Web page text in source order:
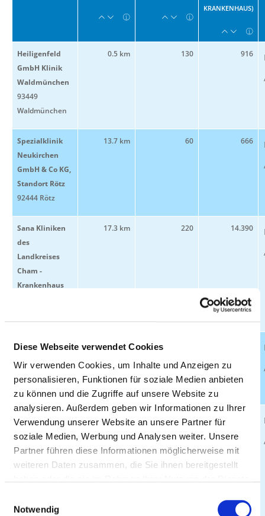
Diese Webseite verwendet Cookies
Wir verwenden Cookies, um Inhalte und Anzeigen zu
personalisieren, Funktionen für soziale Medien anbieten
zu können und die Zugriffe auf unsere Website zu
analysieren. Außerdem geben wir Informationen zu Ihrer
Verwendung unserer Website an unsere Partner für
soziale Medien, Werbung und Analysen weiter. Unsere
Partner führen diese Informationen möglicherweise mit
weiteren Daten zusammen, die Sie ihnen bereitgestellt
Notwendig
KRANKENHAUS)
Heiligenfeld
GmbH Klinik
Waldmünchen
93449
Waldmünchen
0.5 km 130 916
Spezialklinik
Neukirchen
GmbH & Co KG,
Standort Rötz
92444 Rötz
13.7 km 60 666
Sana Kliniken
des
Landkreises
Cham -
Krankenhaus
17.3 km 220 14.390
Zentrum für
17.3 km
Spezialklinik
Neukirchen
GmbH & Co KG,
Haus
23.1 km 80